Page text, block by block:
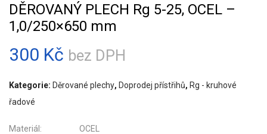
DĚROVANÝ PLECH Rg 5-25, OCEL –
1,0/250×650 mm
300 Kč bez DPH
Kategorie: Děrované plechy, Doprodej přístřihů, Rg - kruhové
řadové
Materiál: OCEL